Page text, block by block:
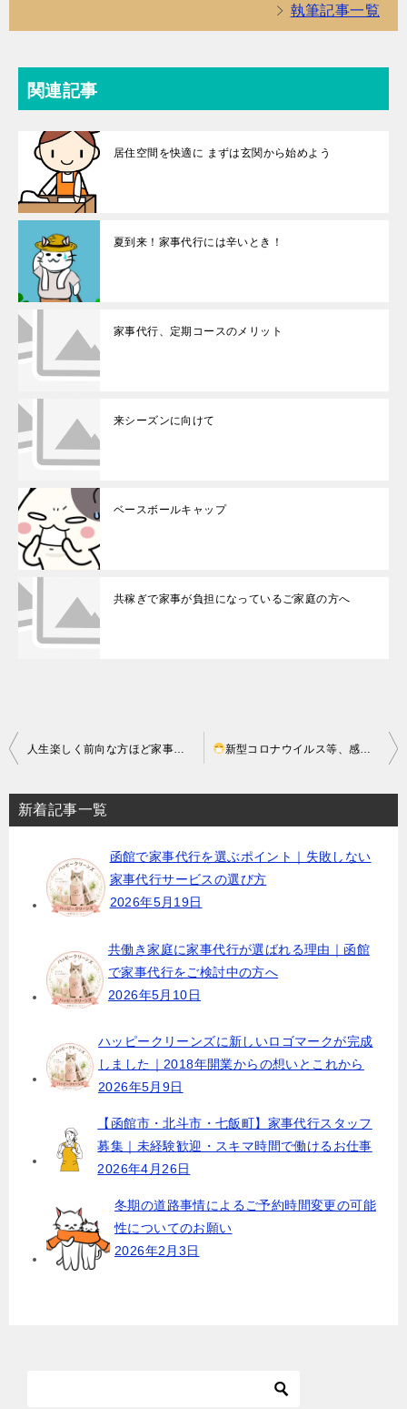
執筆記事一覧
関連記事
居住空間を快適に まずは玄関から始めよう
夏到来！家事代行には辛いとき！
家事代行、定期コースのメリット
来シーズンに向けて
ベースボールキャップ
共稼ぎで家事が負担になっているご家庭の方へ
投
ナ
ビ
新型コロナウイルス等、感染症拡大への対策
新着記事一覧
函館で家事代行を選ぶポイント｜失敗しない
家事代行サービスの選び方
2026年5月19日
共働き家庭に家事代行が選ばれる理由｜函館
で家事代行をご検討中の方へ
2026年5月10日
ハッピークリーンズに新しいロゴマークが完成
しました｜2018年開業からの想いとこれから
2026年5月9日
【函館市・北斗市・七飯町】家事代行スタッフ
募集｜未経験歓迎・スキマ時間で働けるお仕事
2026年4月26日
冬期の道路事情によるご予約時間変更の可能
性についてのお願い
2026年2月3日